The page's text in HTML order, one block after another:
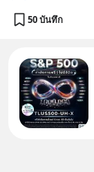
50 บันทึก